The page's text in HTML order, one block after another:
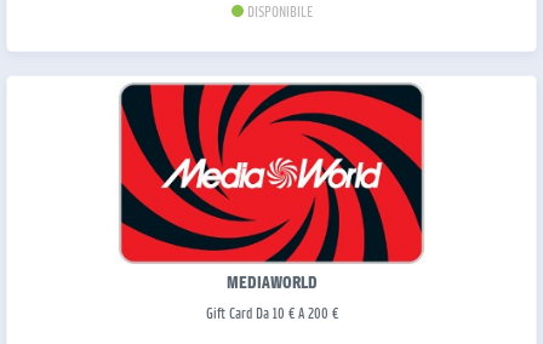
DISPONIBILE
MEDIAWORLD
Gift Card Da 10 € A 200 €